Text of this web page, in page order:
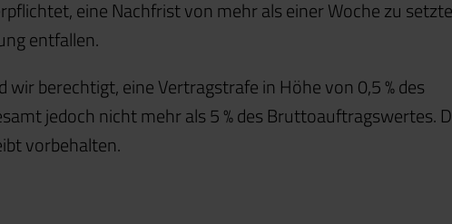
eine Nachfrist von mehr als einer Woche zu
entfallen.
berechtigt, eine Vertragstrafe in Höhe von 0,5 % des
jedoch nicht mehr als 5 % des Bruttoauftragswertes.
vorbehalten.